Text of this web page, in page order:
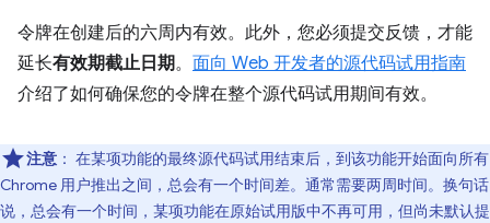
令牌在创建后的六周内有效。此外，您必须提交反馈，才能
延长有效期截止日期。 面向 Web 开发者的源代码试用指南
介绍了如何确保您的令牌在整个源代码试用期间有效。
注意 ： 在某项功能的最终源代码试用结束后，到该功能开始面向所有
Chrome 用户推出之间，总会有一个时间差。通常需要两周时间。换句话
说，总会有一个时间，某项功能在原始试用版中不再可用，但尚未默认提